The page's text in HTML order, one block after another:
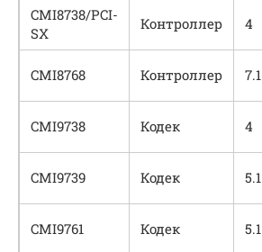
CMI8738/PCI-
SX
Контроллер 4
CMI8768 Контроллер 7.1
CMI9738 Кодек 4
CMI9739 Кодек 5.1
CMI9761 Кодек 5.1